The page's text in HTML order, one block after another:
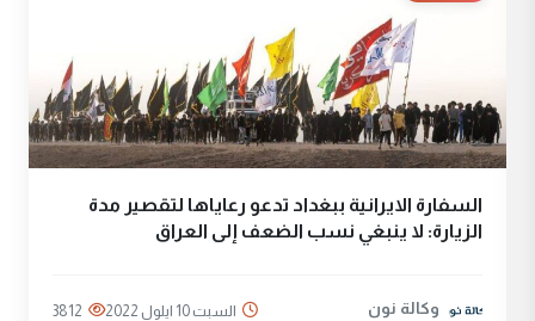
السفارة الايرانية ببغداد تدعو رعاياها لتقصير مدة
الزيارة: لا ينبغي نسب الضعف إلى العراق
وكالة نون السبت 10 ايلول 2022 3812